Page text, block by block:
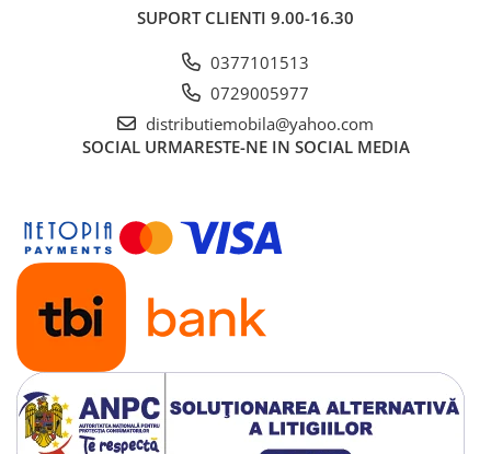
SUPORT CLIENTI 9.00-16.30
0377101513
0729005977
distributiemobila@yahoo.com
SOCIAL URMARESTE-NE IN SOCIAL MEDIA